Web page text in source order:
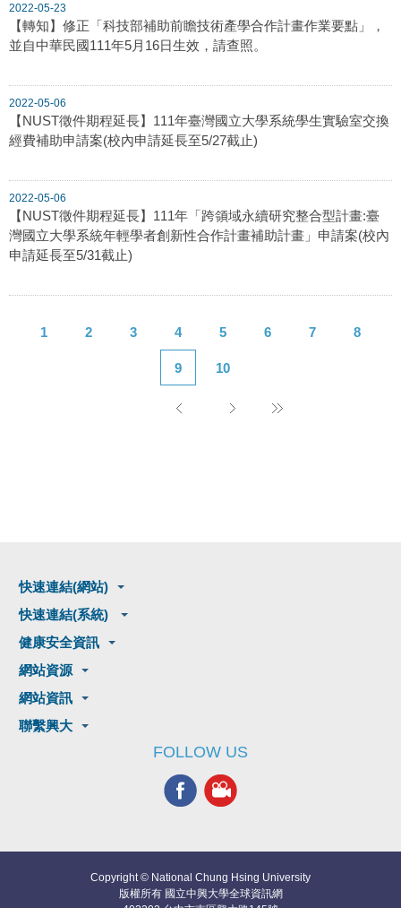
2022-05-23
【轉知】修正「科技部補助前瞻技術產學合作計畫作業要點」，
並自中華民國111年5月16日生效，請查照。
2022-05-06
【NUST徵件期程延長】111年臺灣國立大學系統學生實驗室交換
經費補助申請案(校內申請延長至5/27截止)
2022-05-06
【NUST徵件期程延長】111年「跨領域永續研究整合型計畫:臺
灣國立大學系統年輕學者創新性合作計畫補助計畫」申請案(校內
申請延長至5/31截止)
1 2 3 4 5 6 7 8
9 10
快速連結(網站)
快速連結(系統)
健康安全資訊
網站資源
網站資訊
聯繫興大
FOLLOW US
Copyright © National Chung Hsing University
版權所有 國立中興大學全球資訊網